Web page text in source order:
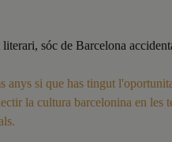
sóc de Barcelona
anys si que has tingut
la cultura barcelonina en les